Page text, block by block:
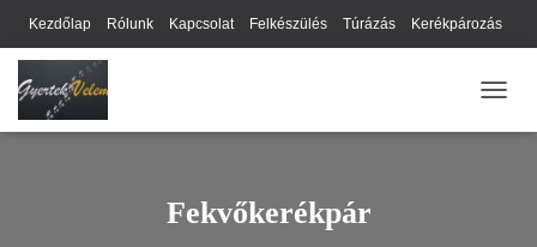
Kezdőlap Rólunk Kapcsolat Felkészülés Túrázás Kerékpározás
Webhely térkép
Fekvőkerékpár